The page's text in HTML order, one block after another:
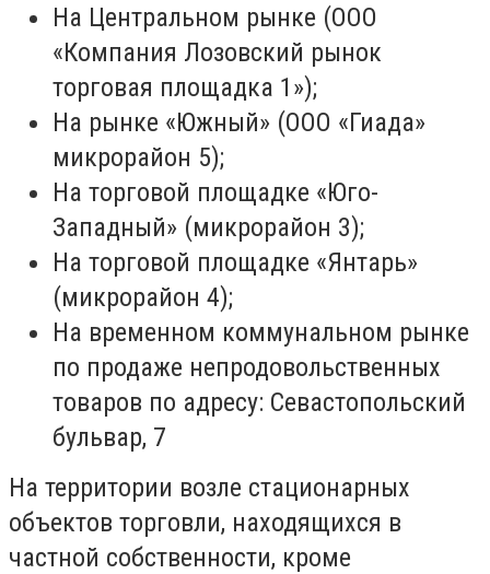
На Центральном рынке (ООО
«Компания Лозовский рынок
торговая площадка 1»);
На рынке «Южный» (ООО «Гиада»
микрорайон 5);
На торговой площадке «Юго-
Западный» (микрорайон 3);
На торговой площадке «Янтарь»
(микрорайон 4);
На временном коммунальном рынке
по продаже непродовольственных
товаров по адресу: Севастопольский
бульвар, 7
На территории возле стационарных
объектов торговли, находящихся в
частной собственности, кроме